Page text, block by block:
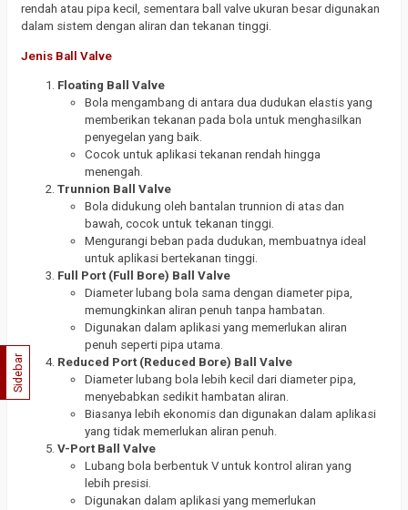
rendah atau pipa kecil, sementara ball valve ukuran besar digunakan
dalam sistem dengan aliran dan tekanan tinggi.
Jenis Ball Valve
Floating Ball Valve
Bola mengambang di antara dua dudukan elastis yang
memberikan tekanan pada bola untuk menghasilkan
penyegelan yang baik.
Cocok untuk aplikasi tekanan rendah hingga
menengah.
Trunnion Ball Valve
Bola didukung oleh bantalan trunnion di atas dan
bawah, cocok untuk tekanan tinggi.
Mengurangi beban pada dudukan, membuatnya ideal
untuk aplikasi bertekanan tinggi.
Full Port (Full Bore) Ball Valve
Diameter lubang bola sama dengan diameter pipa,
memungkinkan aliran penuh tanpa hambatan.
Digunakan dalam aplikasi yang memerlukan aliran
penuh seperti pipa utama.
Reduced Port (Reduced Bore) Ball Valve
Diameter lubang bola lebih kecil dari diameter pipa,
menyebabkan sedikit hambatan aliran.
Biasanya lebih ekonomis dan digunakan dalam aplikasi
yang tidak memerlukan aliran penuh.
V-Port Ball Valve
Lubang bola berbentuk V untuk kontrol aliran yang
lebih presisi.
Digunakan dalam aplikasi yang memerlukan
Sidebar